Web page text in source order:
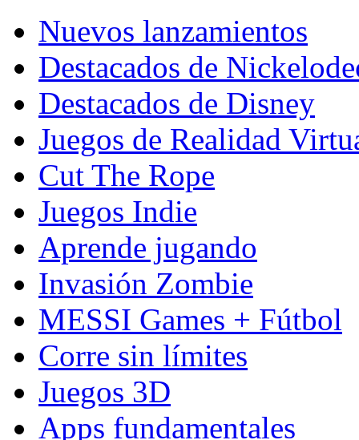
Nuevos lanzamientos
Destacados de
Destacados de Disney
Juegos de Realidad
Cut The Rope
Juegos Indie
Aprende jugando
Invasión Zombie
MESSI Games + Fútbol
Corre sin límites
Juegos 3D
Apps fundamentales